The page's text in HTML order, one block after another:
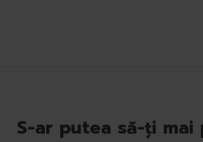
S-ar putea să-ți mai